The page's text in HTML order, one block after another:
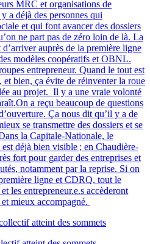
MRC et organisations de
a déjà des personnes qui
et qui font avancer des dossiers
ne part pas de zéro loin de là. La
auprès de la première ligne
modèles coopératifs et OBNL.
entrepreneur. Quand le tout est
bien, ça évite de réinventer la roue
au projet. Il y a une vraie volonté
a reçu beaucoup de questions
Ça nous dit qu’il y a de
se transmettre des dossiers et se
la Capitale-Nationale, le
déjà bien visible ; en Chaudière-
fort pour garder des entreprises et
notamment par la reprise. Si on
ligne et CDRQ, tout le
les entrepreneur.e.s accèderont
mieux accompagné.